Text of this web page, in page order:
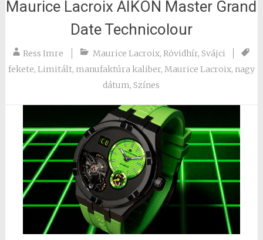
Maurice Lacroix AIKON Master Grand
Date Technicolour
Ress Imre Maurice Lacroix,Rövidhír,Svájci
fekete, Limitált, manufaktúra kaliber, Maurice Lacroix, nagy
dátum,Színes